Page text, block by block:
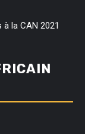
à la CAN 2021